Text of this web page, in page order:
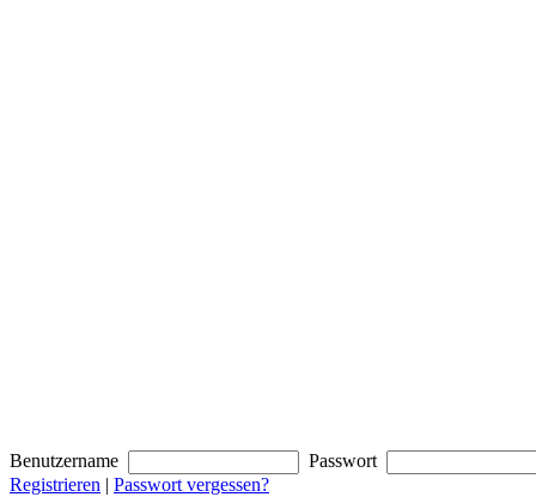
Benutzername
Passwort
Registrieren | Passwort vergessen?